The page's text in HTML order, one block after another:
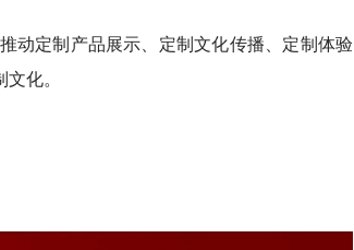
动定制产品展示、定制文化传播、定制体验
化。